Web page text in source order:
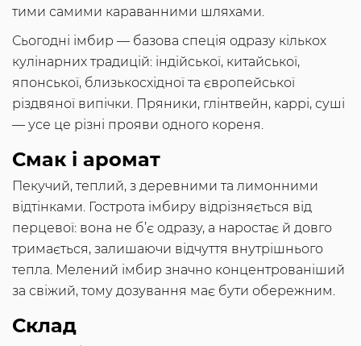
тими самими караванними шляхами.
Сьогодні імбир — базова спеція одразу кількох
кулінарних традицій: індійської, китайської,
японської, близькосхідної та європейської
різдвяної випічки. Пряники, глінтвейн, каррі, суші
— усе це різні прояви одного кореня.
Смак і аромат
Пекучий, теплий, з деревними та лимонними
відтінками. Гострота імбиру відрізняється від
перцевої: вона не б’є одразу, а наростає й довго
тримається, залишаючи відчуття внутрішнього
тепла. Мелений імбир значно концентрованіший
за свіжий, тому дозування має бути обережним.
Склад